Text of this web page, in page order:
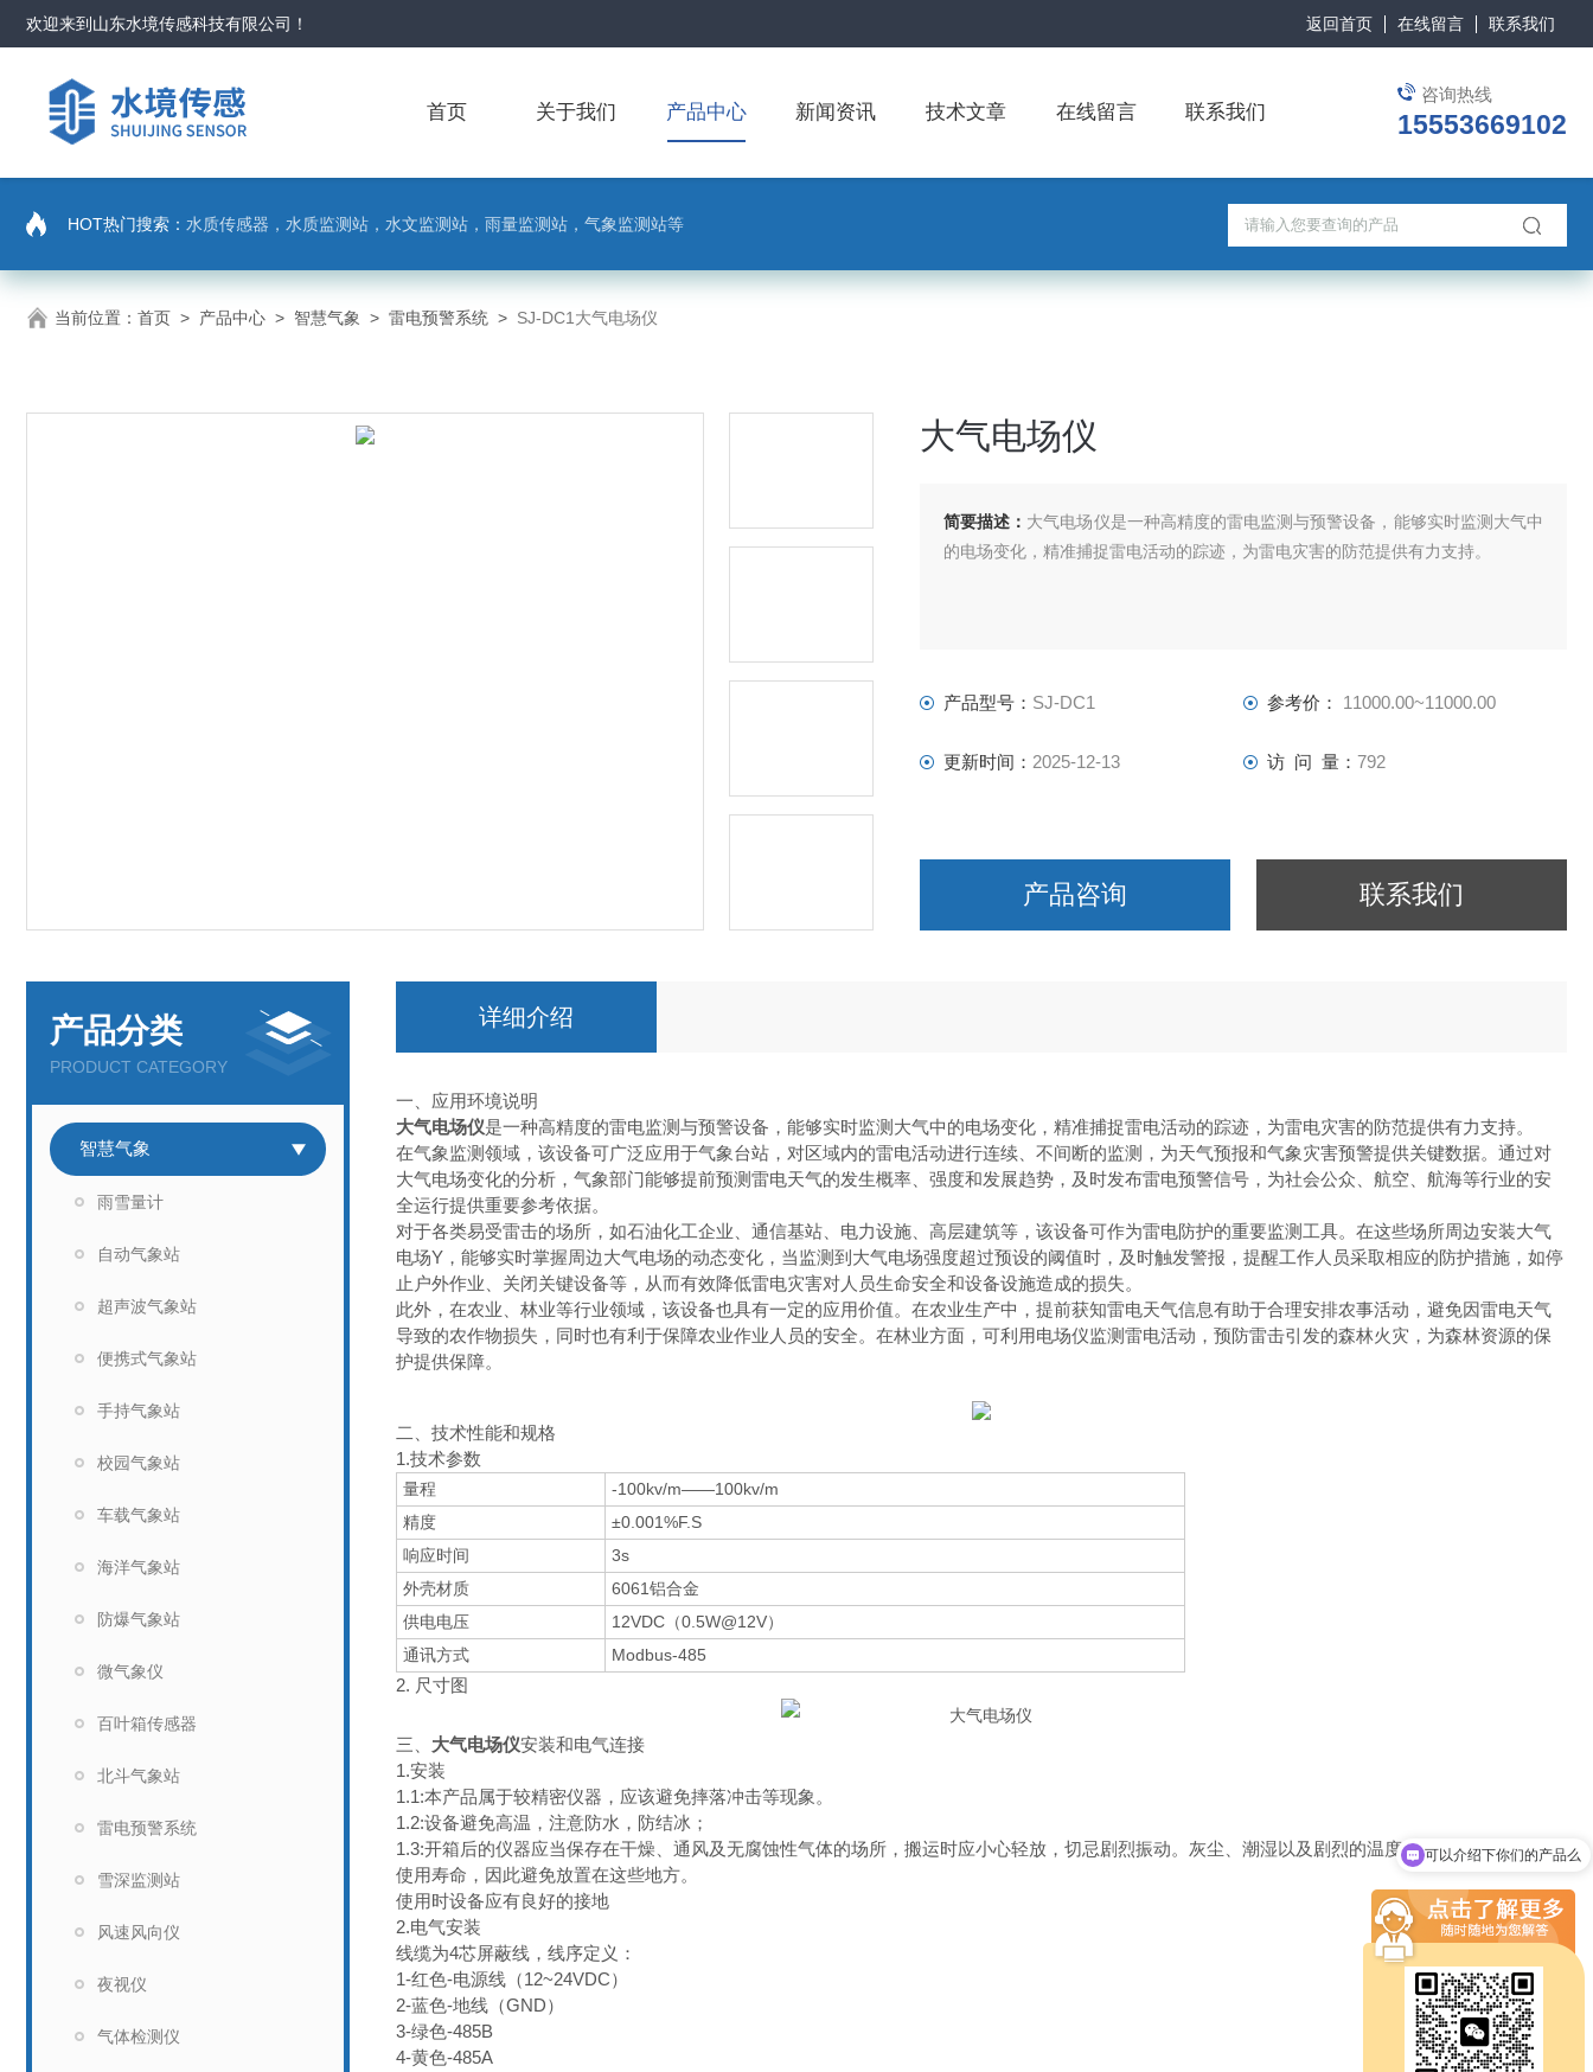
欢迎来到 山东水境传感科技有限公司 ！ 返回首页 在线留言 联系我们
咨询热线
15553669102
首页 关于我们 产品中心 新闻资讯 技术文章 在线留言 联系我们
可以介绍下你们的产品么
HOT热门搜索： 水质传感器，水质监测站，水文监测站，雨量监测站，气象监测站等
当前位置： 首页 > 产品中心 > 智慧气象 > 雷电预警系统 > SJ-DC1大气电场仪
大气电场仪
简要描述： 大气电场仪是一种高精度的雷电监测与预警设备，能够实时监测大气中
的电场变化，精准捕捉雷电活动的踪迹，为雷电灾害的防范提供有力支持。
产品型号： SJ-DC1 参考价： 11000.00~11000.00
更新时间： 2025-12-13 访 问 量： 792
产品咨询 联系我们
产品分类
PRODUCT CATEGORY
智慧气象
雨雪量计
自动气象站
超声波气象站
便携式气象站
手持气象站
校园气象站
车载气象站
海洋气象站
防爆气象站
微气象仪
百叶箱传感器
北斗气象站
雷电预警系统
雪深监测站
风速风向仪
夜视仪
气体检测仪
详细介绍
一、应用环境说明
大气电场仪是一种高精度的雷电监测与预警设备，能够实时监测大气中的电场变化，精准捕捉雷电活动的踪迹，为雷电灾害的防范提供有力支持。
在气象监测领域，该设备可广泛应用于气象台站，对区域内的雷电活动进行连续、不间断的监测，为天气预报和气象灾害预警提供关键数据。通过对
大气电场变化的分析，气象部门能够提前预测雷电天气的发生概率、强度和发展趋势，及时发布雷电预警信号，为社会公众、航空、航海等行业的安
全运行提供重要参考依据。
对于各类易受雷击的场所，如石油化工企业、通信基站、电力设施、高层建筑等，该设备可作为雷电防护的重要监测工具。在这些场所周边安装大气
电场Y，能够实时掌握周边大气电场的动态变化，当监测到大气电场强度超过预设的阈值时，及时触发警报，提醒工作人员采取相应的防护措施，如停
止户外作业、关闭关键设备等，从而有效降低雷电灾害对人员生命安全和设备设施造成的损失。
此外，在农业、林业等行业领域，该设备也具有一定的应用价值。在农业生产中，提前获知雷电天气信息有助于合理安排农事活动，避免因雷电天气
导致的农作物损失，同时也有利于保障农业作业人员的安全。在林业方面，可利用电场仪监测雷电活动，预防雷击引发的森林火灾，为森林资源的保
护提供保障。
二、技术性能和规格
1.技术参数
量程
-100kv/m——100kv/m
精度
±0.001%F.S
响应时间
3s
外壳材质
6061铝合金
供电电压
12VDC（0.5W@12V）
通讯方式
Modbus-485
2. 尺寸图
三、 大气电场仪安装和电气连接
1.安装
1.1:本产品属于较精密仪器，应该避免摔落冲击等现象。
1.2:设备避免高温，注意防水，防结冰；
1.3:开箱后的仪器应当保存在干燥、通风及无腐蚀性气体的场所，搬运时应小心轻放，切忌剧烈振动。灰尘、潮湿以及剧烈的温度变化会影响本产品的
使用寿命，因此避免放置在这些地方。
使用时设备应有良好的接地
2.电气安装
线缆为4芯屏蔽线，线序定义：
1-红色-电源线（12~24VDC）
2-蓝色-地线（GND）
3-绿色-485B
4-黄色-485A